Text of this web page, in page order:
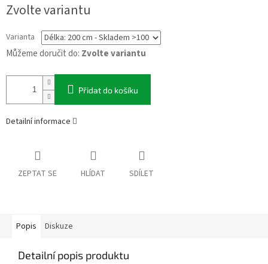
cena:
Zvolte variantu
Varianta
Můžeme doručit do: Zvolte variantu
Přidat do košíku
Detailní informace
ZEPTAT SE HLÍDAT SDÍLET
Popis Diskuze
Detailní popis produktu